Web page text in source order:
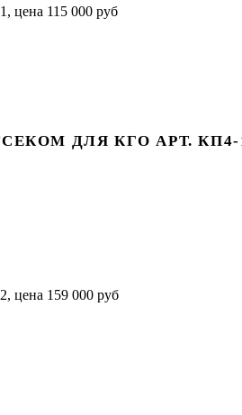
ДЛЯ КГО АРТ. КП4-